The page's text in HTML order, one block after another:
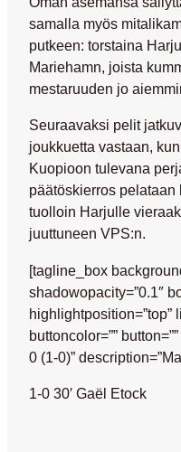
samalla myös
putkeen: torstaina
Mariehamn, joista
mestaruuden jo
Seuraavaksi pelit
joukkuetta vastaan,
Kuopioon tulevana
päätöskierros
tuolloin Harjulle
juuttuneen VPS:n.
[tagline_box
shadowopacity=”0.1″
highlightposition=”top”
buttoncolor=””
0 (1-0)”
1-0 30′ Gaël Etock